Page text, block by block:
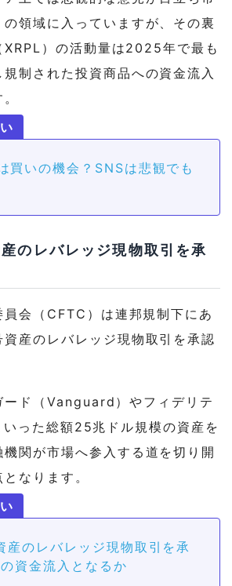
領域に入っていますが、その裏
XRPL）の活動量は2025年で最も
制された投資商品への資金流入
買いの機会？SNSは悲観でも
のレバレッジ現物取引を承
会（CFTC）は連邦規制下にあ
資産のレバレッジ現物取引を承認
ード（Vanguard）やフィデリテ
った総額25兆ドル規模の資産を
関が市場へ参入する道を切り開
なります。
産のレバレッジ現物取引を承
資金流入となるか